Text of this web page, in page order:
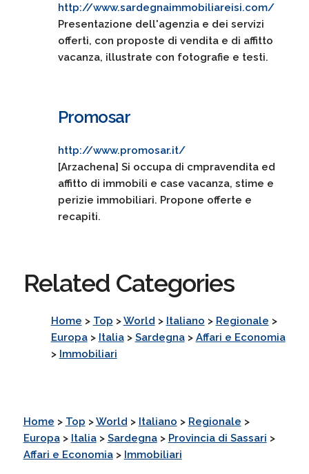
http://www.sardegnaimmobiliareisi.com/
Presentazione dell'agenzia e dei servizi
offerti, con proposte di vendita e di affitto
vacanza, illustrate con fotografie e testi.
Promosar
http://www.promosar.it/
[Arzachena] Si occupa di cmpravendita ed
affitto di immobili e case vacanza, stime e
perizie immobiliari. Propone offerte e
recapiti.
Related Categories
Home > Top >World > Italiano > Regionale >
Europa> Italia> Sardegna> Affari e Economia
> Immobiliari
Home > Top >World > Italiano > Regionale >
Europa> Italia> Sardegna> Provincia di Sassari >
Affari e Economia> Immobiliari